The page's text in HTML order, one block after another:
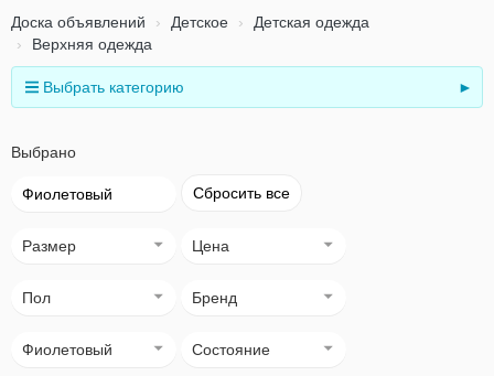
Доска объявлений Детское
Детская одежда
Верхняя одежда
Выбрать категорию ►
Выбрано
Фиолетовый Сбросить все
Размер Цена
Пол Бренд
Фиолетовый Состояние